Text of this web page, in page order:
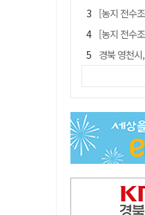
[농지 전수조사 폐
[농지 전수조사 폐해] 농
경북 영천시, 9
'솔리다임 IPO
[농지 전수조사
아쉬운 태클
TK신공항 참여